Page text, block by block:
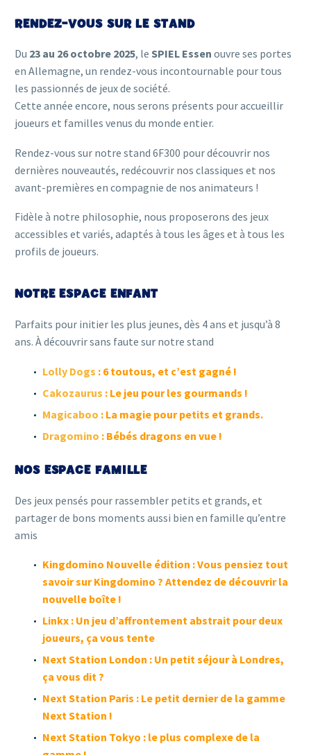
RENDEZ-VOUS SUR LE STAND
Du 23 au 26 octobre 2025, le SPIEL Essen ouvre ses portes
en Allemagne, un rendez-vous incontournable pour tous
les passionnés de jeux de société.
Cette année encore, nous serons présents pour accueillir
joueurs et familles venus du monde entier.
Rendez-vous sur notre stand 6F300 pour découvrir nos
dernières nouveautés, redécouvrir nos classiques et nos
avant-premières en compagnie de nos animateurs !
Fidèle à notre philosophie, nous proposerons des jeux
accessibles et variés, adaptés à tous les âges et à tous les
profils de joueurs.
NOTRE ESPACE ENFANT
Parfaits pour initier les plus jeunes, dès 4 ans et jusqu’à 8
ans. À découvrir sans faute sur notre stand
Lolly Dogs : 6 toutous, et c’est gagné !
Cakozaurus : Le jeu pour les gourmands !
Magicaboo : La magie pour petits et grands.
Dragomino : Bébés dragons en vue !
NOS ESPACE FAMILLE
Des jeux pensés pour rassembler petits et grands, et
partager de bons moments aussi bien en famille qu’entre
amis
Kingdomino Nouvelle édition : Vous pensiez tout
savoir sur Kingdomino ? Attendez de découvrir la
nouvelle boîte !
Linkx : Un jeu d’affrontement abstrait pour deux
joueurs, ça vous tente
Next Station London : Un petit séjour à Londres,
ça vous dit ?
Next Station Paris : Le petit dernier de la gamme
Next Station !
Next Station Tokyo : le plus complexe de la